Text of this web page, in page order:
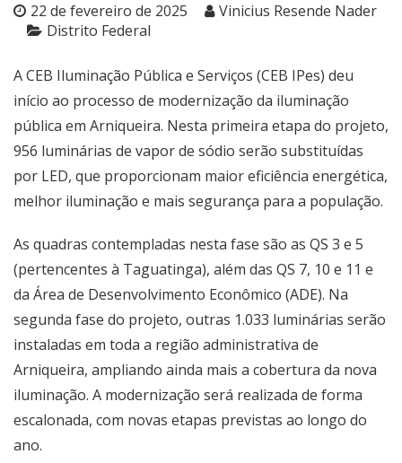
22 de fevereiro de 2025
Vinicius Resende Nader
Distrito Federal
A CEB Iluminação Pública e Serviços (CEB IPes) deu
início ao processo de modernização da iluminação
pública em Arniqueira. Nesta primeira etapa do projeto,
956 luminárias de vapor de sódio serão substituídas
por LED, que proporcionam maior eficiência energética,
melhor iluminação e mais segurança para a população.
As quadras contempladas nesta fase são as QS 3 e 5
(pertencentes à Taguatinga), além das QS 7, 10 e 11 e
da Área de Desenvolvimento Econômico (ADE). Na
segunda fase do projeto, outras 1.033 luminárias serão
instaladas em toda a região administrativa de
Arniqueira, ampliando ainda mais a cobertura da nova
iluminação. A modernização será realizada de forma
escalonada, com novas etapas previstas ao longo do
ano.